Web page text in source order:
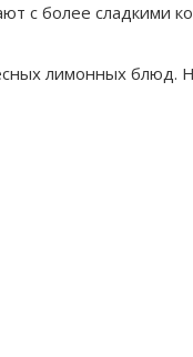
с более сладкими
лимонных блюд.